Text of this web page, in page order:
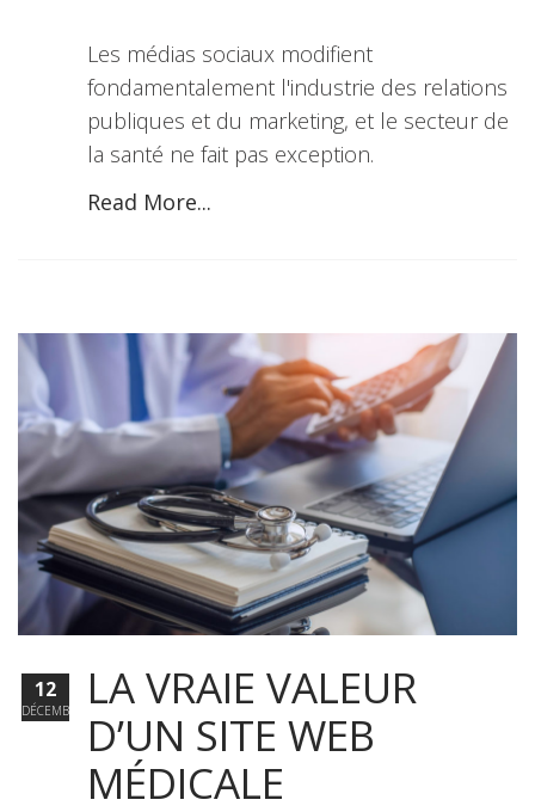
Les médias sociaux modifient
fondamentalement l'industrie des relations
publiques et du marketing, et le secteur de
la santé ne fait pas exception.
Read More...
LA VRAIE VALEUR
D’UN SITE WEB
MÉDICALE
12
DÉCEMBRE